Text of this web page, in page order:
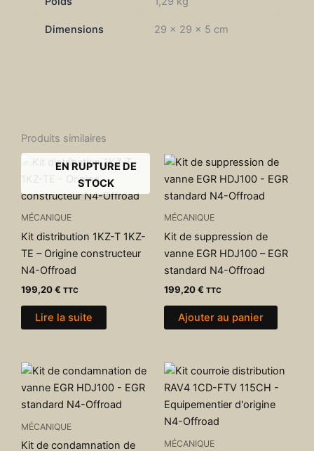
Equipementier
Dimensions 29 × 29 × 5 cm
Produits similaires
EN RUPTURE DE
STOCK
MÉCANIQUE
Kit distribution 1KZ-T 1KZ-
TE – Origine constructeur
N4-Offroad
199,20€ TTC
Lire la suite
MÉCANIQUE
Kit de suppression de
vanne EGR HDJ100 – EGR
standard N4-Offroad
199,20€ TTC
Ajouter au panier
MÉCANIQUE
Kit de condamnation de
MÉCANIQUE